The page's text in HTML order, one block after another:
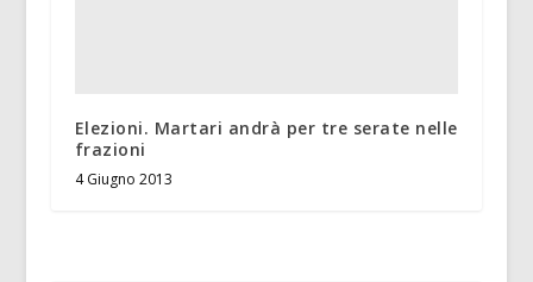
Elezioni. Martari andrà per tre serate nelle
frazioni
4 Giugno 2013